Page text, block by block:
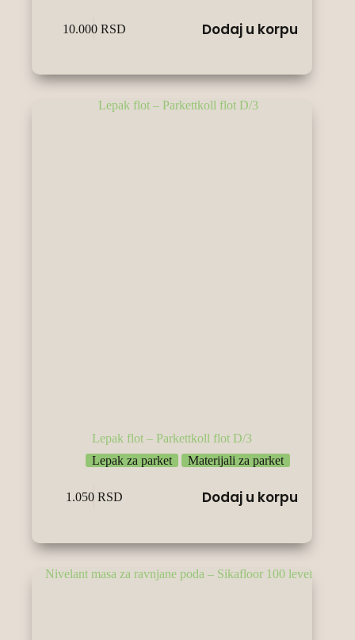
10.000 RSD Dodaj u korpu
Lepak flot – Parkettkoll flot D/3
Lepak za parket
Materijali za parket
1.050 RSD Dodaj u korpu